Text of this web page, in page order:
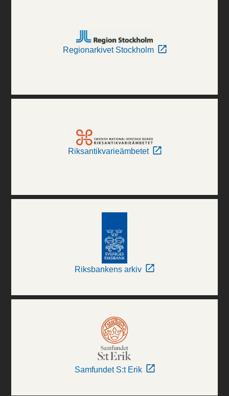
Regionarkivet Stockholm
Riksantikvarieämbetet
Riksbankens arkiv
Samfundet S:t Erik